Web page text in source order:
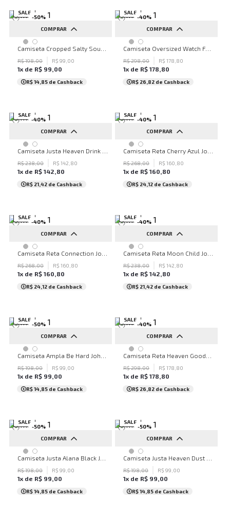
SALE
-50%
COMPRAR
G
R$198,00 R$ 99 00
1x de R$ 99,00
R$ 14,85 de Cashback
SALE
-40%
COMPRAR
PP P M G
R$298,00 R$ 178 80
1x de R$ 178,80
R$ 26,82 de Cashback
SALE
-40%
COMPRAR
P
R$238,00 R$ 142 80
1x de R$ 142,80
R$ 21,42 de Cashback
SALE
-40%
COMPRAR
PP
R$268,00 R$ 160 80
1x de R$ 160,80
R$ 24,12 de Cashback
SALE
-40%
COMPRAR
G
R$268,00 R$ 160 80
1x de R$ 160,80
R$ 24,12 de Cashback
SALE
-40%
COMPRAR
PP P G
R$238,00 R$ 142 80
1x de R$ 142,80
R$ 21,42 de Cashback
SALE
-50%
COMPRAR
G
R$198,00 R$ 99 00
1x de R$ 99,00
R$ 14,85 de Cashback
SALE
-40%
COMPRAR
P M G
R$298,00 R$ 178 80
1x de R$ 178,80
R$ 26,82 de Cashback
SALE
-50%
COMPRAR
PP P
R$198,00 R$ 99 00
1x de R$ 99,00
R$ 14,85 de Cashback
SALE
-50%
COMPRAR
PP
R$198,00 R$ 99 00
1x de R$ 99,00
R$ 14,85 de Cashback